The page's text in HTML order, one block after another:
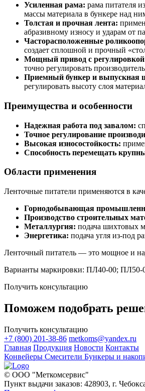
Усиленная рама: рама питателя
массы материала в бункере над
Толстая и прочная лента:
абразивному износу и ударам от
Часторасположенные
создает сплошной и прочный
Мощный привод с регулировкой
точно регулировать
Приемный бункер и выпускная
регулировать высоту слоя
Преимущества и особенности
Надежная работа под завалом:
Точное регулирование
Высокая износостойкость:
Способность перемещать
Области применения
Ленточные питатели применяются в
Горнодобывающая
Производство строительных
Металлургия: подача шихтовых
Энергетика: подача угля из-под
Ленточный питатель — это мощное и
Варианты маркировки: ПЛ40-00;
Получить консультацию
Поможем подобрать
Получить консультацию
+7 (800) 201-38-86 metkoms@yandex.ru
Главная Продукция Новости Контакты
Конвейеры Смесители Бункеры и
© ООО "Меткомсервис"
Пункт выдачи заказов: 428903, г.